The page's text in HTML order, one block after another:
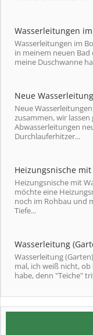
Wasserleitungen
Wasserleitungen im
in meinem neuen
meine Duschwanne
Neue
Neue
zusammen, wir
Abwasserleitungen
Durchlauferhitzer...
Heizungsnische
Heizungsnische mit
möchte eine
noch im Rohbau und
Tiefe...
Wasserleitung
Wasserleitung
mal, ich weiß nicht,
habe, denn "Teiche"